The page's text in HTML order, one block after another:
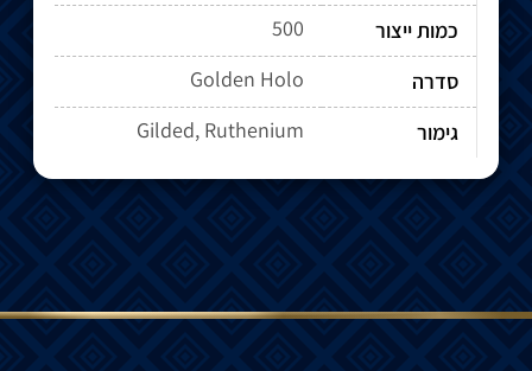
כמות ייצור
500
סדרה
Golden Holo
גימור
Gilded, Ruthenium